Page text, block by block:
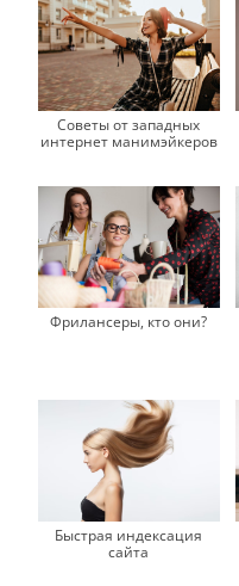
Советы от западных
интернет манимэйкеров
Фрилансеры, кто они?
Быстрая индексация
сайта